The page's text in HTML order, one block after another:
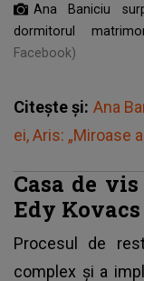
Ana Baniciu
dormitorul
Facebook)
Citește și: Ana
ei, Aris: „Miroase
Casa de
Edy
Procesul de
complex și a